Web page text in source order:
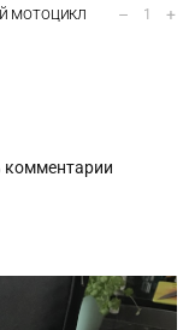
мотоцикл
– 1 +
комментарии